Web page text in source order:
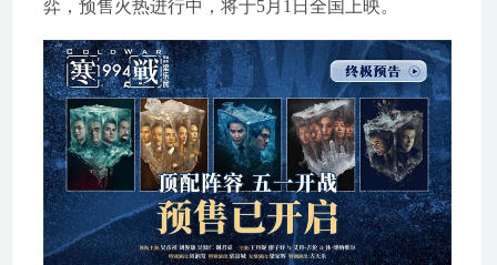
弈，预售火热进行中，将于5月1日全国上映。